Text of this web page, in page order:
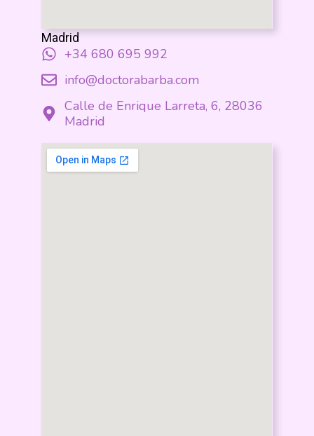
Madrid
+34 680 695 992
info@doctorabarba.com
Calle de Enrique Larreta, 6, 28036
Madrid